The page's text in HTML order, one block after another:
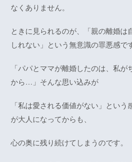
なくありません。
ときに見られるのが、「親の離婚は
しれない」という無意識の罪悪感で
「パパとママが離婚したのは、私が
から…」そんな思い込みが
「私は愛される価値がない」とい
が大人になってからも、
心の奥に残り続けてしまうのです。